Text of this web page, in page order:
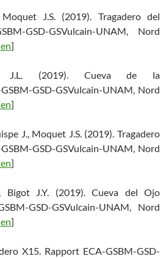
J.S. (2019). Tragadero del
GSD-GSVulcain-UNAM, Nord
]
J.L. (2019). Cueva de la
GSD-GSVulcain-UNAM, Nord
]
J., Moquet J.S. (2019). Tragadero
GSD-GSVulcain-UNAM, Nord
]
Bigot J.Y. (2019). Cueva del Ojo
GSD-GSVulcain-UNAM, Nord
]
X15. Rapport ECA-GSBM-GSD-